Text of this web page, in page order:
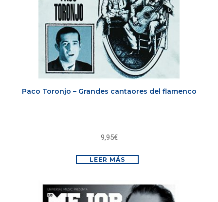
Paco Toronjo – Grandes cantaores del flamenco
9,95€
LEER MÁS